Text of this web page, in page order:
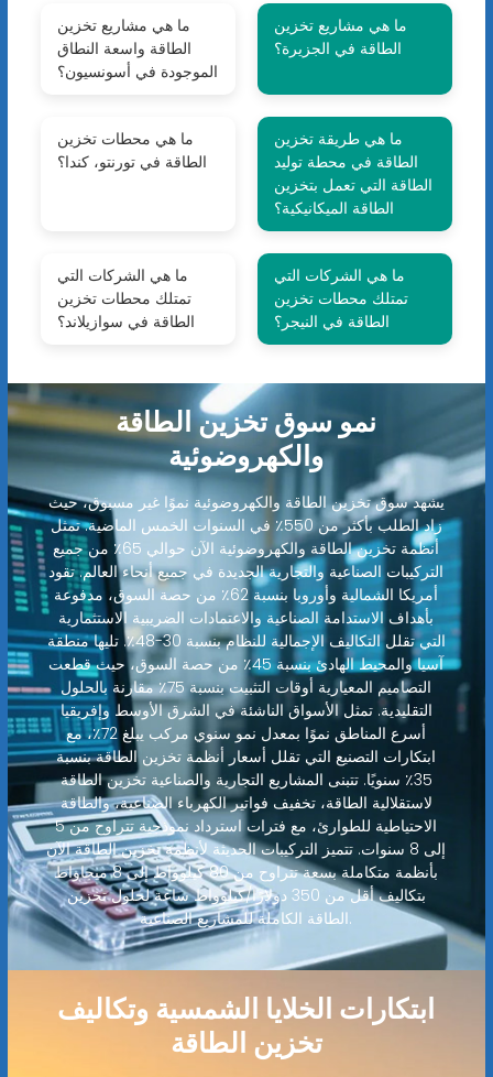
ما هي مشاريع تخزين
الطاقة واسعة النطاق
الموجودة في أسونسيون؟
ما هي مشاريع تخزين
الطاقة في الجزيرة؟
ما هي محطات تخزين
الطاقة في تورنتو، كندا؟
ما هي طريقة تخزين
الطاقة في محطة توليد
الطاقة التي تعمل بتخزين
الطاقة الميكانيكية؟
ما هي الشركات التي
تمتلك محطات تخزين
الطاقة في سوازيلاند؟
ما هي الشركات التي
تمتلك محطات تخزين
الطاقة في النيجر؟
نمو سوق تخزين الطاقة
والكهروضوئية
يشهد سوق تخزين الطاقة والكهروضوئية نموًا غير مسبوق، حيث
زاد الطلب بأكثر من 550٪ في السنوات الخمس الماضية. تمثل
أنظمة تخزين الطاقة والكهروضوئية الآن حوالي 65٪ من جميع
التركيبات الصناعية والتجارية الجديدة في جميع أنحاء العالم. تقود
أمريكا الشمالية وأوروبا بنسبة 62٪ من حصة السوق، مدفوعة
بأهداف الاستدامة الصناعية والاعتمادات الضريبية الاستثمارية
التي تقلل التكاليف الإجمالية للنظام بنسبة 30-48٪. تليها منطقة
آسيا والمحيط الهادئ بنسبة 45٪ من حصة السوق، حيث قطعت
التصاميم المعيارية أوقات التثبيت بنسبة 75٪ مقارنة بالحلول
التقليدية. تمثل الأسواق الناشئة في الشرق الأوسط وإفريقيا
أسرع المناطق نموًا بمعدل نمو سنوي مركب يبلغ 72٪، مع
ابتكارات التصنيع التي تقلل أسعار أنظمة تخزين الطاقة بنسبة
35٪ سنويًا. تتبنى المشاريع التجارية والصناعية تخزين الطاقة
لاستقلالية الطاقة، تخفيف فواتير الكهرباء الصناعية، والطاقة
الاحتياطية للطوارئ، مع فترات استرداد نموذجية تتراوح من 5
إلى 8 سنوات. تتميز التركيبات الحديثة لأنظمة تخزين الطاقة الآن
بأنظمة متكاملة بسعة تتراوح من 80 كيلوواط إلى 8 ميجاواط
بتكاليف أقل من 350 دولارًا/كيلوواط ساعة لحلول تخزين
الطاقة الكاملة للمشاريع الصناعية.
ابتكارات الخلايا الشمسية وتكاليف
تخزين الطاقة